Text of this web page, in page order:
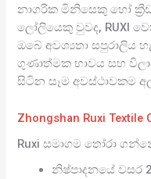
නාගරික මිනිසෙකු හෝ
ලෝලියෙකු වුවද, RUXI
ඔබේ අවශ්‍යතා සපුරාලිය
ගුණාත්මක භාවය සහ
සිටින සෑම අවස්ථාවකම
Zhongshan Ruxi Textile
Ruxi සමාගම තෝරා
නිෂ්පාදනයේ වසර